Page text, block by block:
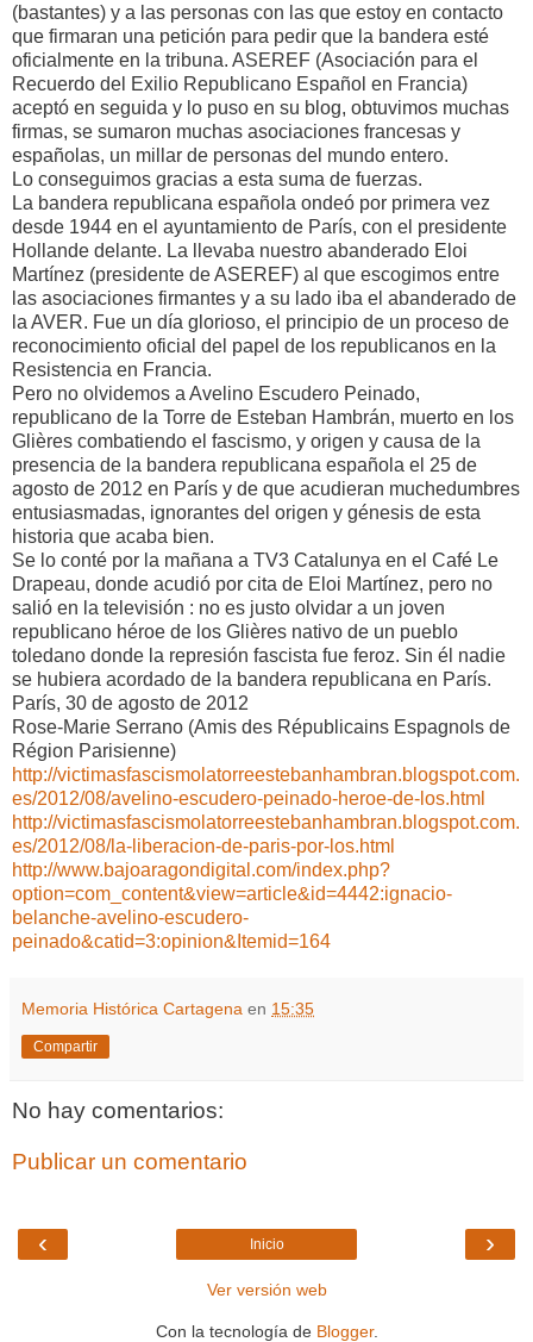
(bastantes) y a las personas con las que estoy en contacto
que firmaran una petición para pedir que la bandera esté
oficialmente en la tribuna. ASEREF (Asociación para el
Recuerdo del Exilio Republicano Español en Francia)
aceptó en seguida y lo puso en su blog, obtuvimos muchas
firmas, se sumaron muchas asociaciones francesas y
españolas, un millar de personas del mundo entero.
Lo conseguimos gracias a esta suma de fuerzas.
La bandera republicana española ondeó por primera vez
desde 1944 en el ayuntamiento de París, con el presidente
Hollande delante. La llevaba nuestro abanderado Eloi
Martínez (presidente de ASEREF) al que escogimos entre
las asociaciones firmantes y a su lado iba el abanderado de
la AVER. Fue un día glorioso, el principio de un proceso de
reconocimiento oficial del papel de los republicanos en la
Resistencia en Francia.
Pero no olvidemos a Avelino Escudero Peinado,
republicano de la Torre de Esteban Hambrán, muerto en los
Glières combatiendo el fascismo, y origen y causa de la
presencia de la bandera republicana española el 25 de
agosto de 2012 en París y de que acudieran muchedumbres
entusiasmadas, ignorantes del origen y génesis de esta
historia que acaba bien.
Se lo conté por la mañana a TV3 Catalunya en el Café Le
Drapeau, donde acudió por cita de Eloi Martínez, pero no
salió en la televisión : no es justo olvidar a un joven
republicano héroe de los Glières nativo de un pueblo
toledano donde la represión fascista fue feroz. Sin él nadie
se hubiera acordado de la bandera republicana en París.
París, 30 de agosto de 2012
Rose-Marie Serrano (Amis des Républicains Espagnols de
Région Parisienne)
http://victimasfascismolatorreestebanhambran.blogspot.com.
es/2012/08/avelino-escudero-peinado-heroe-de-los.html
http://victimasfascismolatorreestebanhambran.blogspot.com.
es/2012/08/la-liberacion-de-paris-por-los.html
http://www.bajoaragondigital.com/index.php?
option=com_content&view=article&id=4442:ignacio-
belanche-avelino-escudero-
peinado&catid=3:opinion&Itemid=164
Memoria Histórica Cartagena en 15:35
Compartir
No hay comentarios:
Publicar un comentario
‹ ›
Inicio
Ver versión web
Con la tecnología de Blogger.